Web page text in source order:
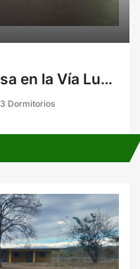
Venta de Hermosa Casa en la Vía Lucha Franco, Las Lajas, Las Cumbres
3 Dormitorios